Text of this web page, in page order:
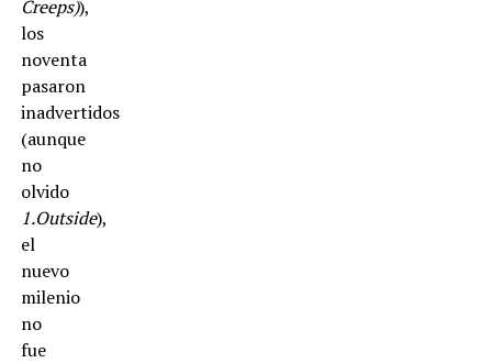
Creeps)),
los
noventa
pasaron
inadvertidos
(aunque
no
olvido
1.Outside),
el
nuevo
milenio
no
fue